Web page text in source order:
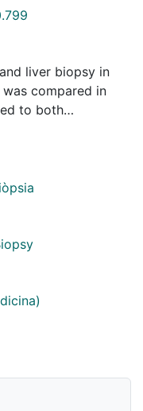
liver biopsy in
compared in
to both
two of them had
procedures.
17·7% for
in the diagnosis of
both